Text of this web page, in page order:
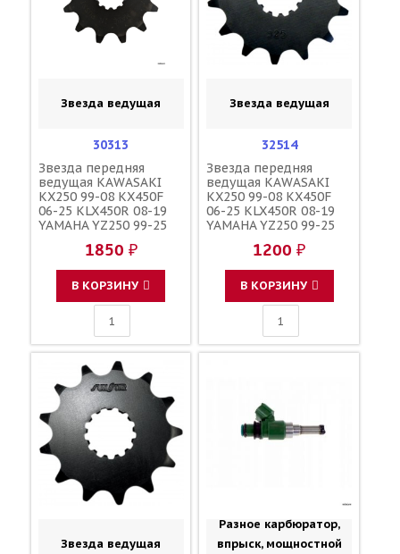
Звезда ведущая
30313
Звезда передняя
ведущая KAWASAKI
KX250 99-08 KX450F
06-25 KLX450R 08-19
YAMAHA YZ250 99-25
YZ450FX 16-25 зубов
13 / MRP 3A113 13144-
0017 13144-0063
9383E-13233-00 5TJ-
17460-00-00 13144-
1850 ₽
В КОРЗИНУ
Звезда ведущая
32514
Звезда передняя
ведущая KAWASAKI
KX250 99-08 KX450F
06-25 KLX450R 08-19
YAMAHA YZ250 99-25
YZ450FX 16-25 зубов
14 / SUNSTAR 3A114
JTF565 13144-1295
1200 ₽
В КОРЗИНУ
Звезда ведущая
Разное карбюратор,
впрыск, мощностной